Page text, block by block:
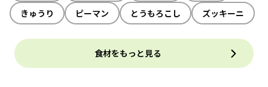
きゅうり
ピーマン とうもろこし ズッキーニ
食材をもっと見る